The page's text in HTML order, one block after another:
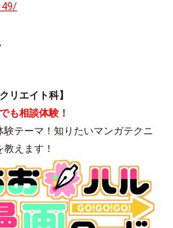
リエイト科】
も相談体験！
テーマ！知りたいマンガテクニ
教えます！